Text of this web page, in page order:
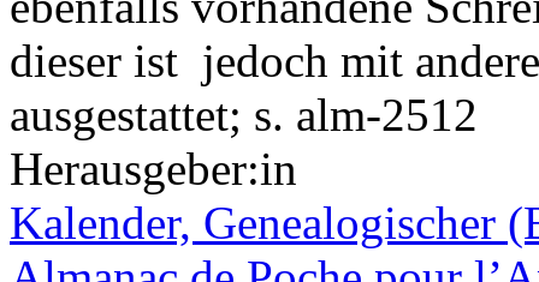
dieser ist jedoch mit
ausgestattet; s. alm-2512
Herausgeber:in
Kalender, Genealogischer